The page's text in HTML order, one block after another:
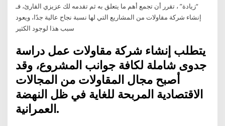
“زيادة” ، تقرر أن تجمع أهم ما يتعلق به ثم تقدمه لك عزيزي القارئ، فـ
إنشاء شركة مقاولات من المشاريع التي لها نسبة نجاح عالية جدًا، ويعود
سبب هذا لوجود الكثير
يتطلب إنشاء شركة مقاولات عمل دراسة
جدوى شاملة لكافة جوانب المشروع، وقد
أصبح مجال المقاولات من المجالات
الاقتصادية المربحة للغاية في ظل النهضة
العمرانية.